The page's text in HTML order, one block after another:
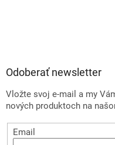
Odoberať newsletter
Vložte svoj e-mail a my
nových produktoch na
Email